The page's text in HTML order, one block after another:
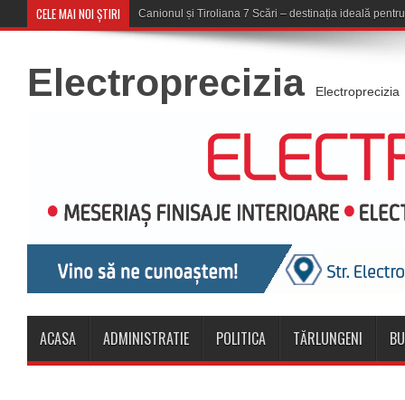
CELE MAI NOI ȘTIRI Concert în aer liber la Komeea
Electroprecizia Electroprecizia
ACASA ADMINISTRATIE POLITICA TĂRLUNGENI